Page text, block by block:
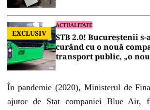
EXCLUSIV
ACTUALITATE
STB 2.0! Bucureștenii
curând cu o nouă
transport public, „o
În pandemie (2020), Ministerul de
ajutor de Stat companiei Blue Air,